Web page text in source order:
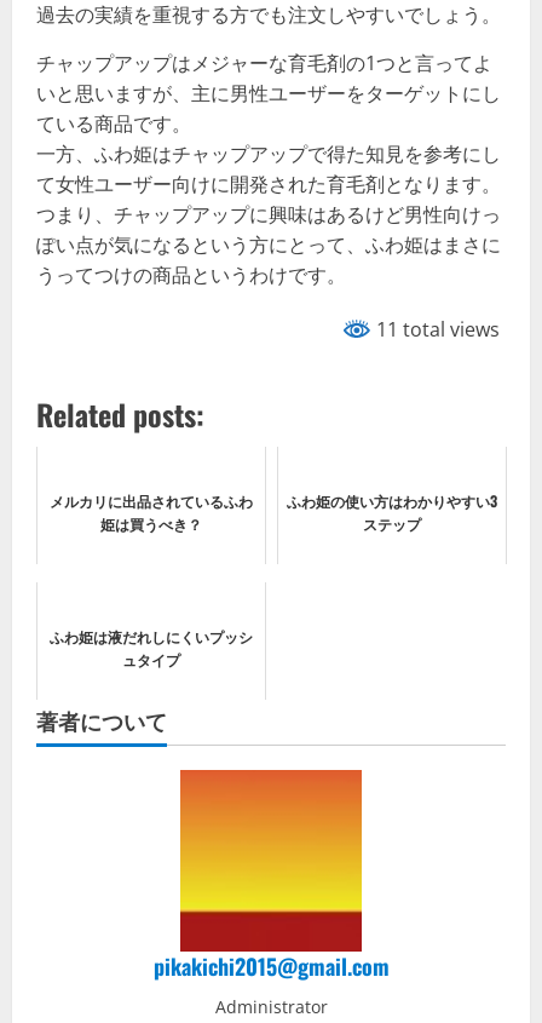
過去の実績を重視する方でも注文しやすいでしょう。
チャップアップはメジャーな育毛剤の1つと言ってよ
いと思いますが、主に男性ユーザーをターゲットにし
ている商品です。
一方、ふわ姫はチャップアップで得た知見を参考にし
て女性ユーザー向けに開発された育毛剤となります。
つまり、チャップアップに興味はあるけど男性向けっ
ぽい点が気になるという方にとって、ふわ姫はまさに
うってつけの商品というわけです。
11 total views
Related posts:
メルカリに出品されているふわ
姫は買うべき？
ふわ姫の使い方はわかりやすい3
ステップ
ふわ姫は液だれしにくいプッシ
ュタイプ
著者について
pikakichi2015@gmail.com
Administrator